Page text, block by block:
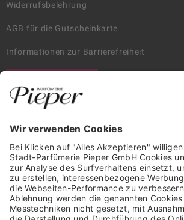
Widerrufsbelehrung
AGB für die Gutscheinkarte
Informationen zur Barrierefreiheit
Trusted Shops Mitglied seit 2010